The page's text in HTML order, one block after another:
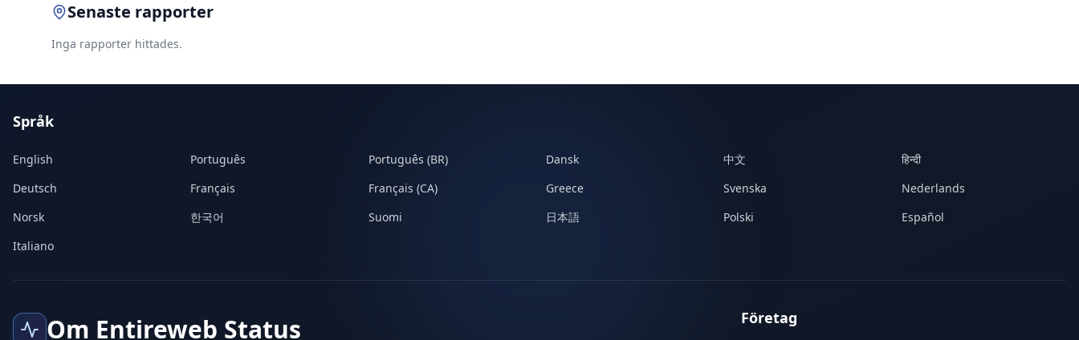
Senaste rapporter
Inga rapporter hittades.
Språk
English Português Português (BR) Dansk 中文
हिन्दी
Deutsch
Français Français (CA) Greece Svenska
Nederlands
Norsk
한국어 Suomi 日本語 Polski
Español
Italiano
Om Entireweb Status Företag